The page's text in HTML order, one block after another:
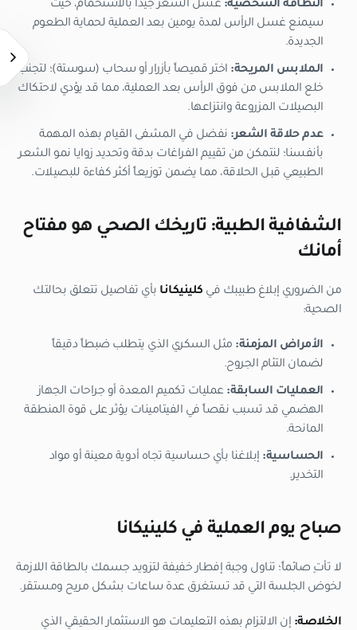
النظافة الشخصية: غسل الشعر جيداً بالاستحمام، حيث
سيمنع غسل الرأس لمدة يومين بعد العملية لحماية الطعوم
الجديدة.
الملابس المريحة: اختر قميصاً بأزرار أو سحاب (سوستة)؛ لتجنب
خلع الملابس من فوق الرأس بعد العملية، مما قد يؤدي لاحتكاك
البصيلات المزروعة وانتزاعها.
عدم حلاقة الشعر: نفضل في المشفى القيام بهذه المهمة
بأنفسنا؛ لنتمكن من تقييم الفراغات بدقة وتحديد زوايا نمو الشعر
الطبيعي قبل الحلاقة، مما يضمن توزيعاً أكثر كفاءة للبصيلات.
الشفافية الطبية: تاريخك الصحي هو مفتاح
أمانك
من الضروري إبلاغ طبيبك في كلينيكانا بأي تفاصيل تتعلق بحالتك
الصحية:
الأمراض المزمنة: مثل السكري الذي يتطلب ضبطاً دقيقاً
لضمان التئام الجروح.
العمليات السابقة: عمليات تكميم المعدة أو جراحات الجهاز
الهضمي قد تسبب نقصاً في الفيتامينات يؤثر على قوة المنطقة
المانحة.
الحساسية: إبلاغنا بأي حساسية تجاه أدوية معينة أو مواد
التخدير.
صباح يوم العملية في كلينيكانا
لا تأتِ صائماً؛ تناول وجبة إفطار خفيفة لتزويد جسمك بالطاقة اللازمة
لخوض الجلسة التي قد تستغرق عدة ساعات بشكل مريح ومستقر.
الخلاصة: إن الالتزام بهذه التعليمات هو الاستثمار الحقيقي الذي